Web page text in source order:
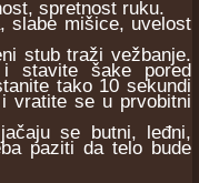
spretnost ruku.
slabe mišice, uvelost
stub traži vežbanje.
stavite šake pored
tako 10 sekundi
vratite se u prvobitni
se butni, leđni,
paziti da telo bude